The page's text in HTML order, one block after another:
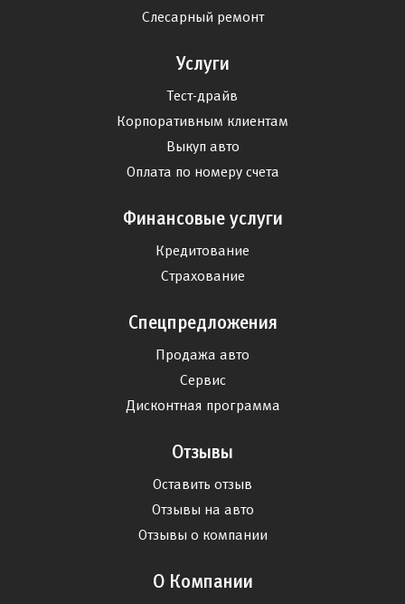
Слесарный ремонт
Услуги
Тест-драйв
Корпоративным клиентам
Выкуп авто
Оплата по номеру счета
Финансовые услуги
Кредитование
Страхование
Спецпредложения
Продажа авто
Сервис
Дисконтная программа
Отзывы
Оставить отзыв
Отзывы на авто
Отзывы о компании
О Компании